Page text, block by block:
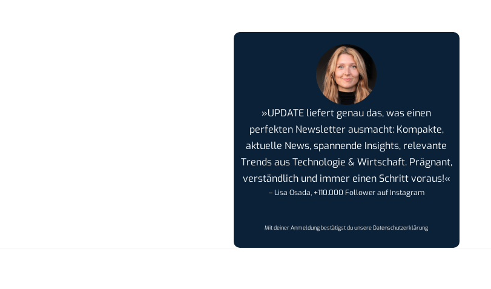
»UPDATE liefert genau das, was einen
perfekten Newsletter ausmacht: Kompakte,
aktuelle News, spannende Insights, relevante
Trends aus Technologie & Wirtschaft. Prägnant,
verständlich und immer einen Schritt voraus!«
– Lisa Osada, +110.000 Follower auf Instagram
Mit deiner Anmeldung bestätigst du unsereDatenschutzerklärung